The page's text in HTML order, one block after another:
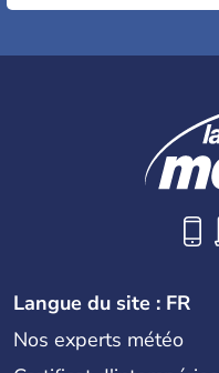
Langue du site : FR
Nos experts météo